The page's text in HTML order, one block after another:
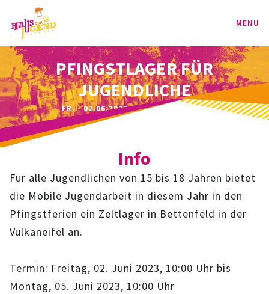
MENU
PROGRAMM
KINDER
JUGEND
BAG
SPORT-BAG
IMAG
PFINGSTLAGER FÜR
JUGENDLICHE
FR. - 02.06.2023 | 10:00 - 10:00 UHR
Info
Für alle Jugendlichen von 15 bis 18 Jahren bietet
die Mobile Jugendarbeit in diesem Jahr in den
Pfingstferien ein Zeltlager in Bettenfeld in der
Vulkaneifel an.
Termin: Freitag, 02. Juni 2023, 10:00 Uhr bis
Montag, 05. Juni 2023, 10:00 Uhr